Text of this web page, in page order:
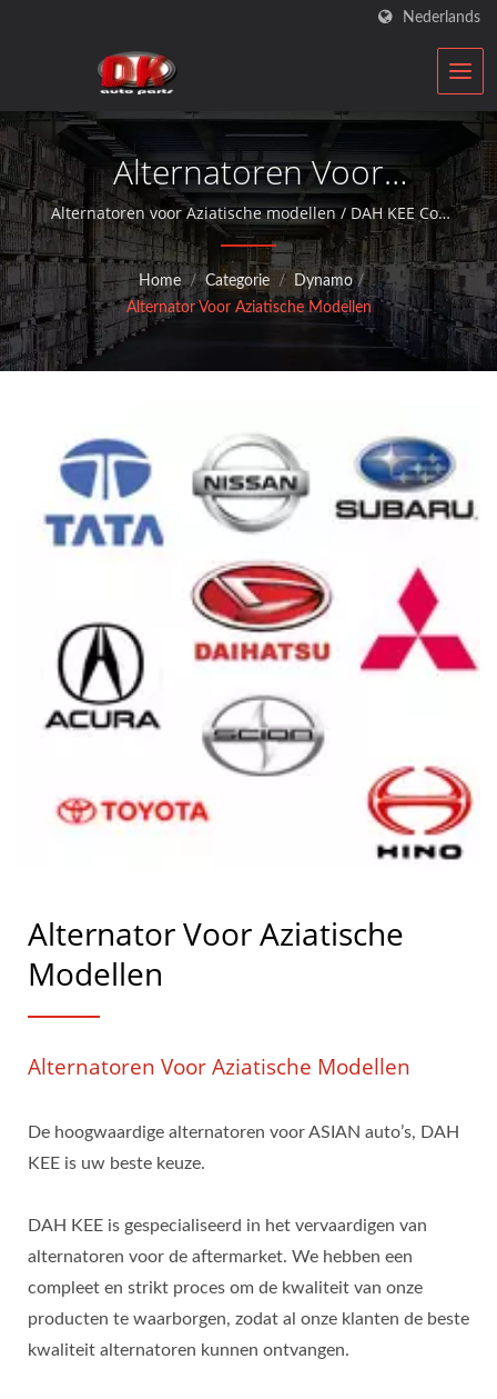
Nederlands
Alternatoren Voor
Aziatische Modellen | Auto
Starter & Alternator
Fabrikant | DK
Alternatoren voor Aziatische modellen / DAH KEE Co.,
Ltd. is een ISO-gekwalificeerde hersteller van auto-
onderdelen die al meer dan 30 jaar aftermarket
service biedt met dynamo's en starter motoren.
Home / Categorie / Dynamo /
Alternator Voor Aziatische Modellen
Alternator Voor Aziatische
Modellen
Alternatoren Voor Aziatische Modellen
De hoogwaardige alternatoren voor ASIAN auto’s, DAH
KEE is uw beste keuze.
DAH KEE is gespecialiseerd in het vervaardigen van
alternatoren voor de aftermarket. We hebben een
compleet en strikt proces om de kwaliteit van onze
producten te waarborgen, zodat al onze klanten de beste
kwaliteit alternatoren kunnen ontvangen.